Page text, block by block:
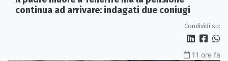
continua ad arrivare: indagati due coniugi
Condividi su:
11 ore fa